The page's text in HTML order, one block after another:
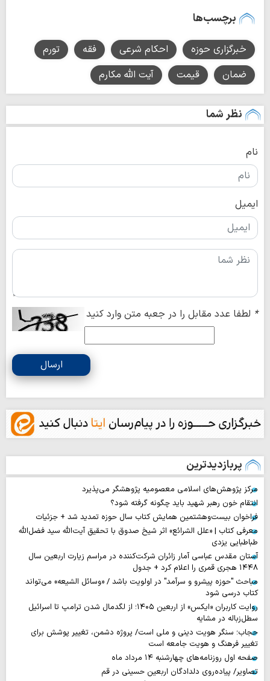
برچسب‌ها
خبرگزاری حوزه احکام شرعی فقه
تورم
ضمان
قیمت آیت الله مکارم
نظر شما
نام
ایمیل
* لطفا عدد مقابل را در جعبه متن وارد کنید
ارسال
پربازدیدترین
مرکز پژوهش‌های اسلامی معصومیه پژوهشگر می‌پذیرد
انتقام خون رهبر شهید باید چگونه گرفته شود؟
فراخوان بیست‌وهشتمین همایش کتاب سال حوزه تمدید شد + جزئیات
معرفی کتاب | «علل الشرائع» اثر شیخ صدوق با تحقیق آیت‌الله سید فضل‌الله
طباطبایی یزدی
آستان مقدس عباسی آمار زائران شرکت‌کننده در مراسم زیارت اربعین سال
۱۴۴۸ هجری قمری را اعلام کرد + جدول
مباحث "حوزه پیشرو و سرآمد" در اولویت باشد / «وسائل الشیعه» می‌تواند
کتاب درسی شود
روایت‌ کاربران «ایکس» از اربعین ۱۴۰۵؛ از لگدمال شدن ترامپ تا اسرائیل
سطل‌زباله‌ در مشایه
حجاب؛ سنگر هویت دینی و ملی است/ پروژه دشمن، تغییر پوشش برای
تغییر فرهنگ و هویت جامعه است
صفحه اول روزنامه‌های چهارشنبه ۱۴ مرداد ماه
تصاویر/ پیاده‌روی دلدادگان اربعین حسینی در قم